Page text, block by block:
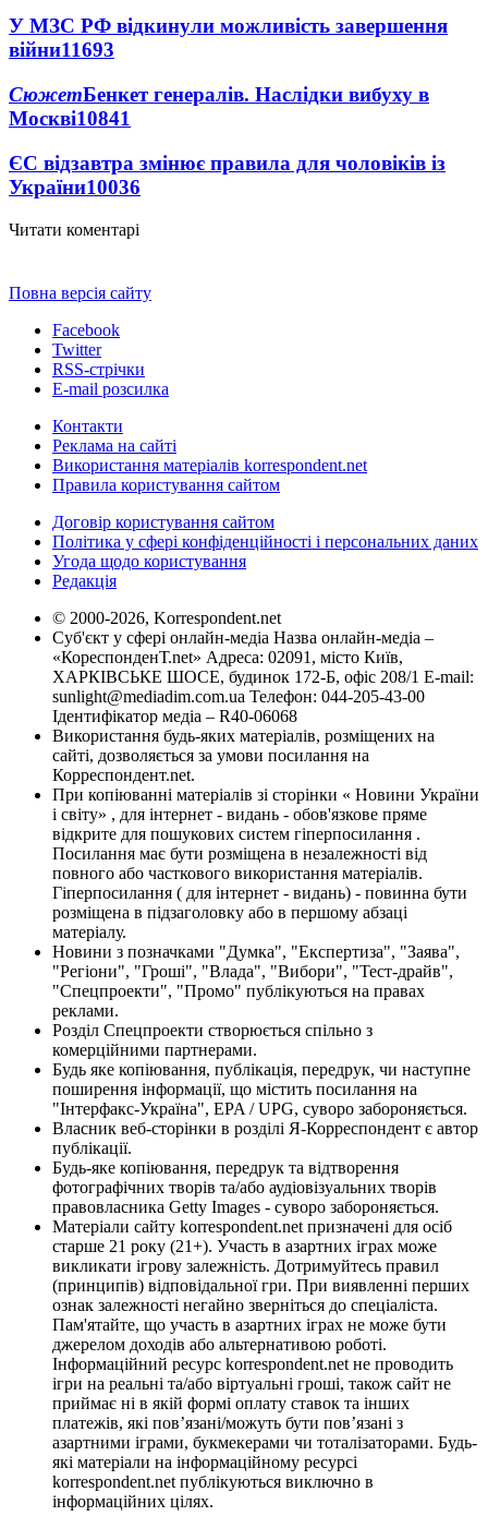
У МЗС РФ відкинули можливість завершення
війни11693
СюжетБенкет генералів. Наслідки вибуху в
Москві10841
ЄС відзавтра змінює правила для чоловіків із
України10036
Читати коментарі
Повна версія сайту
Facebook
Twitter
RSS-стрічки
E-mail розсилка
Контакти
Реклама на сайті
Використання матеріалів korrespondent.net
Правила користування сайтом
Договір користування сайтом
Політика у сфері конфіденційності і персональних даних
Угода щодо користування
Редакція
© 2000-2026, Korrespondent.net
Суб'єкт у сфері онлайн-медіа Назва онлайн-медіа –
«КореспонденТ.net» Адреса: 02091, місто Київ,
ХАРКІВСЬКЕ ШОСЕ, будинок 172-Б, офіс 208/1 E-mail:
sunlight@mediadim.com.ua Телефон: 044-205-43-00
Ідентифікатор медіа – R40-06068
Використання будь-яких матеріалів, розміщених на
сайті, дозволяється за умови посилання на
Корреспондент.net.
При копіюванні матеріалів зі сторінки « Новини України
і світу» , для інтернет - видань - обов'язкове пряме
відкрите для пошукових систем гіперпосилання .
Посилання має бути розміщена в незалежності від
повного або часткового використання матеріалів.
Гіперпосилання ( для інтернет - видань) - повинна бути
розміщена в підзаголовку або в першому абзаці
матеріалу.
Новини з позначками "Думка", "Експертиза", "Заява",
"Регіони", "Гроші", "Влада", "Вибори", "Тест-драйв",
"Спецпроекти", "Промо" публікуються на правах
реклами.
Розділ Спецпроекти створюється спільно з
комерційними партнерами.
Будь яке копіювання, публікація, передрук, чи наступне
поширення інформації, що містить посилання на
"Інтерфакс-Україна", EPA / UPG, суворо забороняється.
Власник веб-сторінки в розділі Я-Корреспондент є автор
публікації.
Будь-яке копіювання, передрук та відтворення
фотографічних творів та/або аудіовізуальних творів
правовласника Getty Images - суворо забороняється.
Матеріали сайту korrespondent.net призначені для осіб
старше 21 року (21+). Участь в азартних іграх може
викликати ігрову залежність. Дотримуйтесь правил
(принципів) відповідальної гри. При виявленні перших
ознак залежності негайно зверніться до спеціаліста.
Пам'ятайте, що участь в азартних іграх не може бути
джерелом доходів або альтернативою роботі.
Інформаційний ресурс korrespondent.net не проводить
ігри на реальні та/або віртуальні гроші, також сайт не
приймає ні в якій формі оплату ставок та інших
платежів, які пов’язані/можуть бути пов’язані з
азартними іграми, букмекерами чи тоталізаторами. Будь-
які матеріали на інформаційному ресурсі
korrespondent.net публікуються виключно в
інформаційних цілях.